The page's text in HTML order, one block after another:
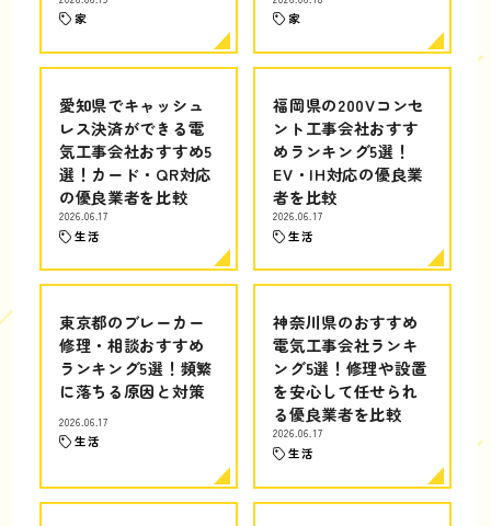
家 家
愛知県でキャッシュ
レス決済ができる電
気工事会社おすすめ5
選！カード・QR対応
の優良業者を比較
2026.06.17
生活
福岡県の200Vコンセ
ント工事会社おすす
めランキング5選！
EV・IH対応の優良業
者を比較
2026.06.17
生活
東京都のブレーカー
修理・相談おすすめ
ランキング5選！頻繁
に落ちる原因と対策
2026.06.17
生活
神奈川県のおすすめ
電気工事会社ランキ
ング5選！修理や設置
を安心して任せられ
る優良業者を比較
2026.06.17
生活